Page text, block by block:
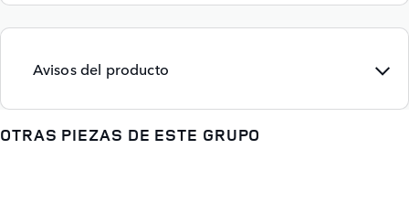
Avisos del producto
OTRAS PIEZAS DE ESTE GRUPO